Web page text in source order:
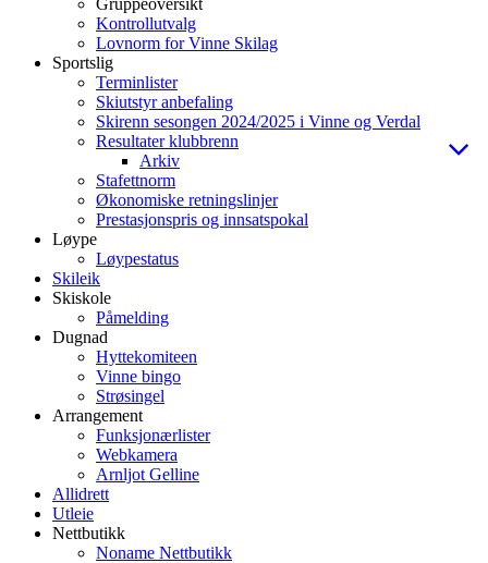
Gruppeoversikt
Kontrollutvalg
Lovnorm for Vinne Skilag
Sportslig
Terminlister
Skiutstyr anbefaling
Skirenn sesongen 2024/2025 i Vinne og Verdal
Resultater klubbrenn
Arkiv
Stafettnorm
Økonomiske retningslinjer
Prestasjonspris og innsatspokal
Løype
Løypestatus
Skileik
Skiskole
Påmelding
Dugnad
Hyttekomiteen
Vinne bingo
Strøsingel
Arrangement
Funksjonærlister
Webkamera
Arnljot Gelline
Allidrett
Utleie
Nettbutikk
Noname Nettbutikk